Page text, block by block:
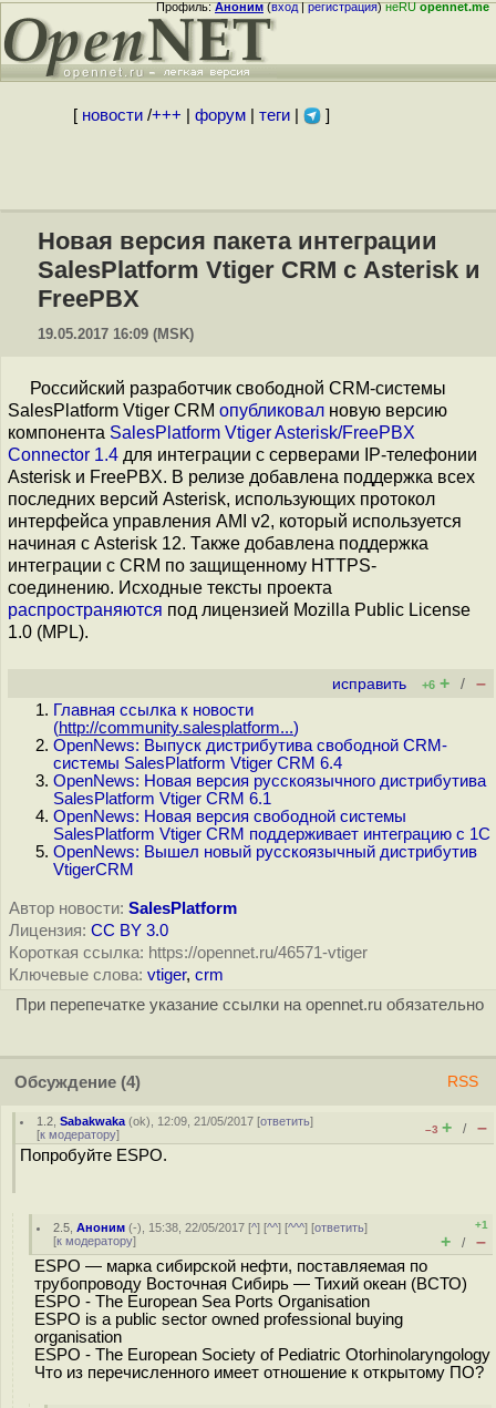
Профиль:Аноним(вход|регистрация)неRUopennet.me
[ новости/+++ форум| теги| ]
Новая версия пакета интеграции
SalesPlatform Vtiger CRM с Asterisk и
FreePBX
19.05.2017 16:09 (MSK)
Российский разработчик свободной CRM-системы
SalesPlatform Vtiger CRM опубликовал новую версию
компонента SalesPlatform Vtiger Asterisk/FreePBX
Connector 1.4 для интеграции с серверами IP-телефонии
Asterisk и FreePBX. В релизе добавлена поддержка всех
последних версий Asterisk, использующих протокол
интерфейса управления AMI v2, который используется
начиная с Asterisk 12. Также добавлена поддержка
интеграции с CRM по защищенному HTTPS-
соединению. Исходные тексты проекта
распространяются под лицензией Mozilla Public License
1.0 (MPL).
исправить +6 + / –
Главная ссылка к новости
(http://community.salesplatform...)
OpenNews: Выпуск дистрибутива свободной CRM-
системы SalesPlatform Vtiger CRM 6.4
OpenNews: Новая версия русскоязычного дистрибутива
SalesPlatform Vtiger CRM 6.1
OpenNews: Новая версия свободной системы
SalesPlatform Vtiger CRM поддерживает интеграцию с 1С
OpenNews: Вышел новый русскоязычный дистрибутив
VtigerCRM
Автор новости: SalesPlatform
Лицензия: CC BY 3.0
Короткая ссылка: https://opennet.ru/46571-vtiger
Ключевые слова: vtiger, crm
При перепечатке указание ссылки на opennet.ru обязательно
Обсуждение (4) RSS
1.2 ,Sabakwaka (ok), 12:09, 21/05/2017 [ответить]
[к модератору] –3 + / –
Попробуйте ESPO.
2.5 ,Аноним (-), 15:38, 22/05/2017 [^] [^^] [^^^] [ответить]
[к модератору]
+1
+ / –
ESPO — марка сибирской нефти, поставляемая по
трубопроводу Восточная Сибирь — Тихий океан (ВСТО)
ESPO - The European Sea Ports Organisation
ESPO is a public sector owned professional buying
organisation
ESPO - The European Society of Pediatric Otorhinolaryngology
Что из перечисленного имеет отношение к открытому ПО?